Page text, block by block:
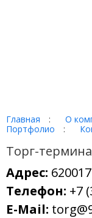
Главная : О
Портфолио
:
Торг-
Адрес:
Телефон: +7
E-Mail: